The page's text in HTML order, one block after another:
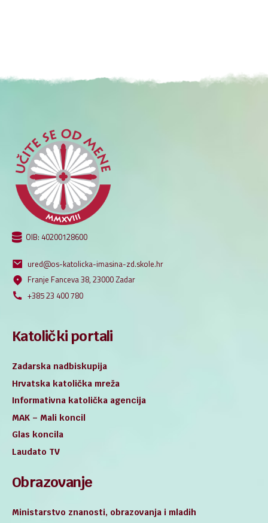
OIB: 40200128600
ured@os-katolicka-imasina-zd.skole.hr
Franje Fanceva 38, 23000 Zadar
+385 23 400 780
Katolički portali
Zadarska nadbiskupija
Hrvatska katolička mreža
Informativna katolička agencija
MAK – Mali koncil
Glas koncila
Laudato TV
Obrazovanje
Ministarstvo znanosti, obrazovanja i mladih